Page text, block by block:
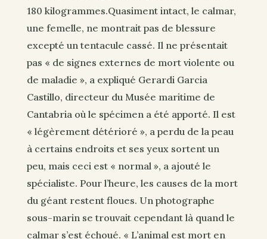
180 kilogrammes.Quasiment intact, le calmar,
une femelle, ne montrait pas de blessure
excepté un tentacule cassé. Il ne présentait
pas « de signes externes de mort violente ou
de maladie », a expliqué Gerardi Garcia
Castillo, directeur du Musée maritime de
Cantabria où le spécimen a été apporté. Il est
« légèrement détérioré », a perdu de la peau
à certains endroits et ses yeux sortent un
peu, mais ceci est « normal », a ajouté le
spécialiste. Pour l’heure, les causes de la mort
du géant restent floues. Un photographe
sous-marin se trouvait cependant là quand le
calmar s’est échoué. « L’animal est mort en